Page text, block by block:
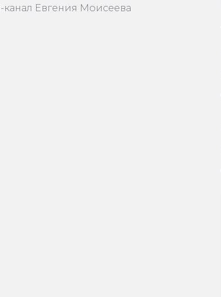
канал Евгения Моисеева